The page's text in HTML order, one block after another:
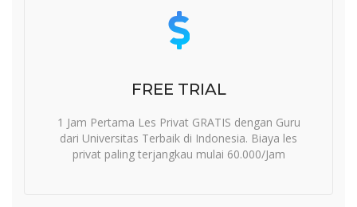
FREE TRIAL
1 Jam Pertama Les Privat GRATIS dengan Guru
dari Universitas Terbaik di Indonesia. Biaya les
privat paling terjangkau mulai 60.000/Jam